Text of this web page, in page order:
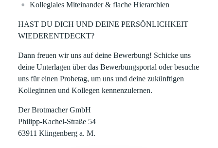
Kollegiales Miteinander & flache Hierarchien
HAST DU DICH UND DEINE PERSÖNLICHKEIT
WIEDERENTDECKT?
Dann freuen wir uns auf deine Bewerbung! Schicke uns
deine Unterlagen über das Bewerbungsportal oder besuche
uns für einen Probetag, um uns und deine zukünftigen
Kolleginnen und Kollegen kennenzulernen.
Der Brotmacher GmbH
Philipp-Kachel-Straße 54
63911 Klingenberg a. M.